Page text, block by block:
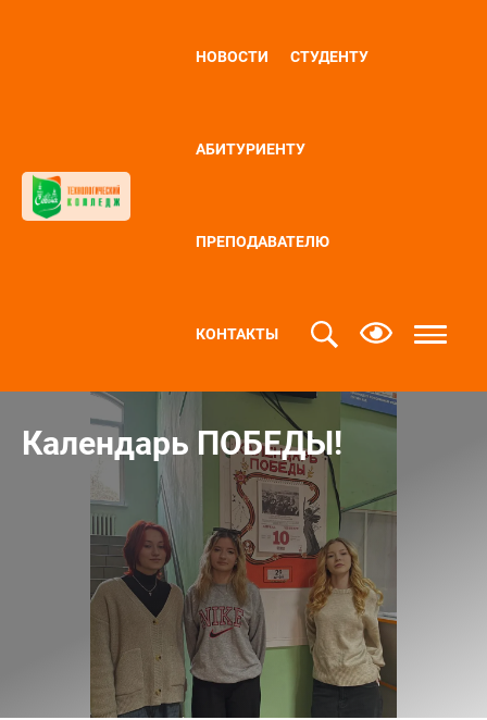
НОВОСТИ СТУДЕНТУ
АБИТУРИЕНТУ
ПРЕПОДАВАТЕЛЮ
КОНТАКТЫ
Календарь ПОБЕДЫ!